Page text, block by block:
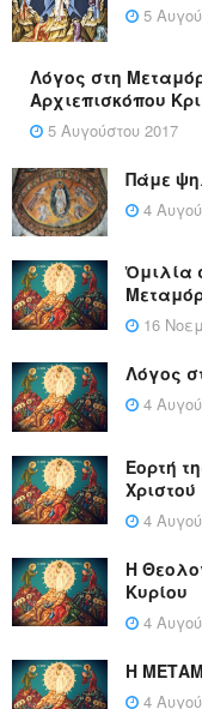
5
Λόγος στη
Αρχιεπισκόπου
5 Αυγούστου 2017
Πάμε
4
Ὁμιλία
16
Λόγος
4
Εορτή
Χριστού
4
Η
Κυρίου
4
Η
4